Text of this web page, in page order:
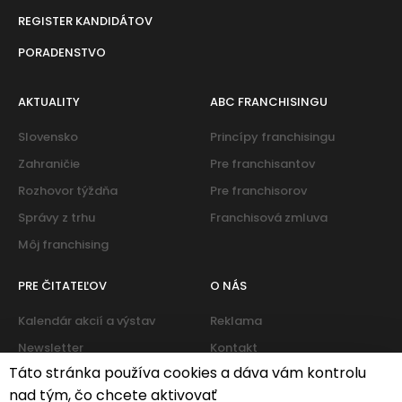
REGISTER KANDIDÁTOV
PORADENSTVO
AKTUALITY
Slovensko
Zahraničie
Rozhovor týždňa
Správy z trhu
Môj franchising
ABC FRANCHISINGU
Princípy franchisingu
Pre franchisantov
Pre franchisorov
Franchisová zmluva
PRE ČITATEĽOV
Kalendár akcií a výstav
Newsletter
O NÁS
Reklama
Kontakt
Táto stránka používa cookies a dáva vám kontrolu
nad tým, čo chcete aktivovať